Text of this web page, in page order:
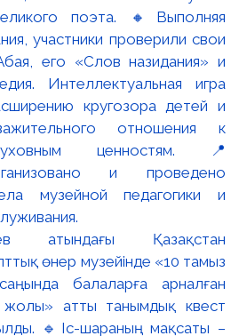
атындағы Қазақстан
өнер музейінде «10 тамыз
балаларға арналған
атты танымдық квест
🔹Іс-шараның мақсаты –